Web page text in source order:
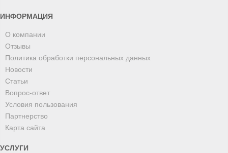
ИНФОРМАЦИЯ
О компании
Отзывы
Политика обработки персональных данных
Новости
Статьи
Вопрос-ответ
Условия пользования
Партнерство
Карта сайта
УСЛУГИ